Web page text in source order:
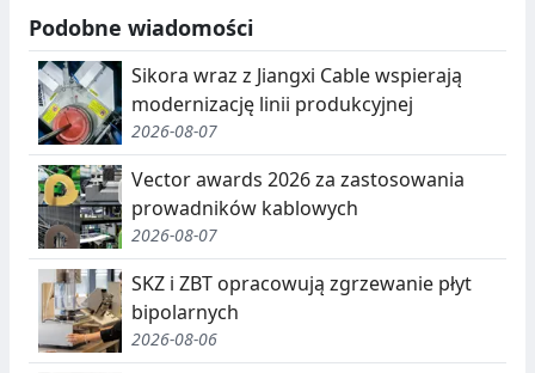
Podobne wiadomości
Sikora wraz z Jiangxi Cable wspierają
modernizację linii produkcyjnej
2026-08-07
Vector awards 2026 za zastosowania
prowadników kablowych
2026-08-07
SKZ i ZBT opracowują zgrzewanie płyt
bipolarnych
2026-08-06